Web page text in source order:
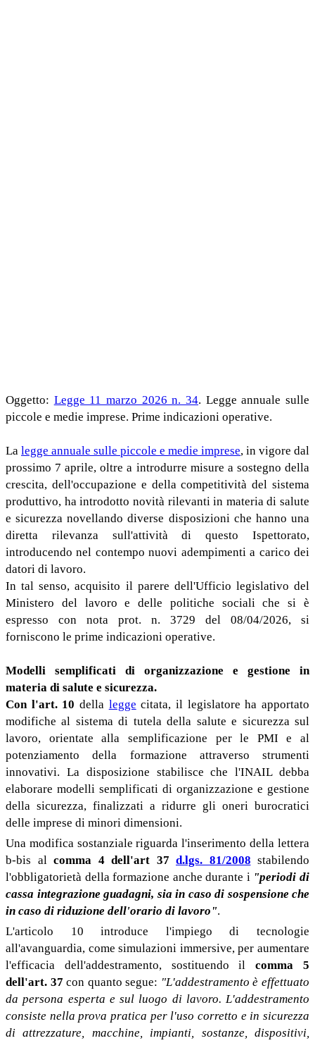
Oggetto: Legge 11 marzo 2026 n. 34. Legge annuale sulle
piccole e medie imprese. Prime indicazioni operative.
La legge annuale sulle piccole e medie imprese, in vigore dal
prossimo 7 aprile, oltre a introdurre misure a sostegno della
crescita, dell'occupazione e della competitività del sistema
produttivo, ha introdotto novità rilevanti in materia di salute
e sicurezza novellando diverse disposizioni che hanno una
diretta rilevanza sull'attività di questo Ispettorato,
introducendo nel contempo nuovi adempimenti a carico dei
datori di lavoro.
In tal senso, acquisito il parere dell'Ufficio legislativo del
Ministero del lavoro e delle politiche sociali che si è
espresso con nota prot. n. 3729 del 08/04/2026, si
forniscono le prime indicazioni operative.
Modelli semplificati di organizzazione e gestione in
materia di salute e sicurezza.
Con l'art. 10 della legge citata, il legislatore ha apportato
modifiche al sistema di tutela della salute e sicurezza sul
lavoro, orientate alla semplificazione per le PMI e al
potenziamento della formazione attraverso strumenti
innovativi. La disposizione stabilisce che l'INAIL debba
elaborare modelli semplificati di organizzazione e gestione
della sicurezza, finalizzati a ridurre gli oneri burocratici
delle imprese di minori dimensioni.
Una modifica sostanziale riguarda l'inserimento della lettera
b-bis al comma 4 dell'art 37 d.lgs. 81/2008 stabilendo
l'obbligatorietà della formazione anche durante i "periodi di
cassa integrazione guadagni, sia in caso di sospensione che
in caso di riduzione dell'orario di lavoro".
L'articolo 10 introduce l'impiego di tecnologie
all'avanguardia, come simulazioni immersive, per aumentare
l'efficacia dell'addestramento, sostituendo ilcomma 5
dell'art. 37 con quanto segue: "L'addestramento è effettuato
da persona esperta e sul luogo di lavoro. L'addestramento
consiste nella prova pratica per l'uso corretto e in sicurezza
di attrezzature, macchine, impianti, sostanze, dispositivi,